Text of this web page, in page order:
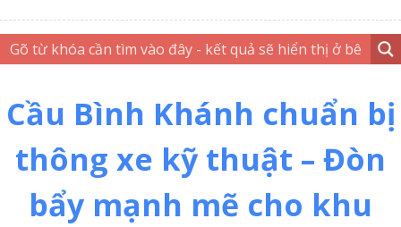
Cầu Bình Khánh chuẩn bị
thông xe kỹ thuật – Đòn
bẩy mạnh mẽ cho khu